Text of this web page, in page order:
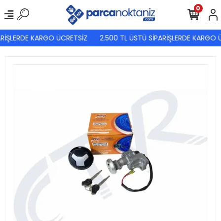
KARGO ÜCRETSİZ 2.500 TL ÜSTÜ SİPARİŞLERDE KARGO
0